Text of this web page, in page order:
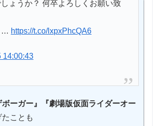
ょうか？ 何卒よろしくお願い致
… https://t.co/lxpxPhcQA6
14:00:43
ボーガー』『劇場版仮面ライダーオー
ことも